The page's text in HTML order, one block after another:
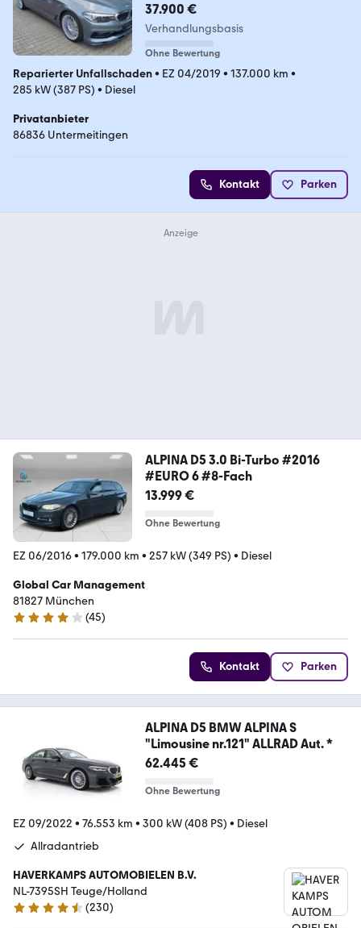
37.900 €
Verhandlungsbasis
Ohne Bewertung
Reparierter Unfallschaden• EZ 04/2019 • 137.000 km •
285 kW (387 PS) • Diesel
Privatanbieter
86836 Untermeitingen
Kontakt Parken
ALPINA D5 3.0 Bi-Turbo #2016
#EURO 6 #8-Fach
13.999 €
Ohne Bewertung
EZ 06/2016• 179.000 km • 257 kW (349 PS) • Diesel
Global Car Management
81827 München
3.9 Sterne
(45)
Kontakt Parken
ALPINA D5 BMW ALPINA S
"Limousine nr.121" ALLRAD Aut. *
62.445 €
Ohne Bewertung
EZ 09/2022 • 76.553 km • 300 kW (408 PS) • Diesel
Allradantrieb
HAVERKAMPS AUTOMOBIELEN B.V.
NL-7395SH Teuge/Holland
4.5 Sterne
(230)